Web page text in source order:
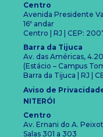
Centro
Avenida Presidente
16º andar
Centro | RJ | CEP:
Barra da Tijuca
Av. das Américas,
(Estácio – Campus
Barra da Tijuca | RJ |
Aviso de
NITERÓI
Centro
Av. Ernani do A.
Salas 301 a 303